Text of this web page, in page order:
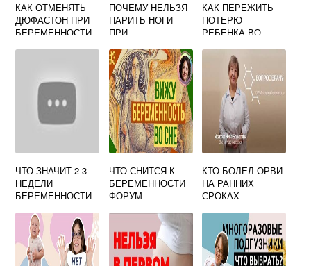
КАК ОТМЕНЯТЬ
ДЮФАСТОН ПРИ
БЕРЕМЕННОСТИ
ПОЧЕМУ НЕЛЬЗЯ
ПАРИТЬ НОГИ
ПРИ
КАК ПЕРЕЖИТЬ
ПОТЕРЮ
РЕБЕНКА ВО
БЕРЕМЕННОСТИ
НА ПОЗДНИХ
СРОКАХ
ЧТО ЗНАЧИТ 2 3
НЕДЕЛИ
БЕРЕМЕННОСТИ
ТЕСТ ПОКАЗАЛ
ЧТО СНИТСЯ К
БЕРЕМЕННОСТИ
ФОРУМ
КТО БОЛЕЛ ОРВИ
НА РАННИХ
СРОКАХ
ФОРУМ